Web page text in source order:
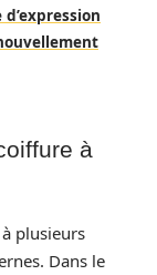
à
plusieurs
Dans le